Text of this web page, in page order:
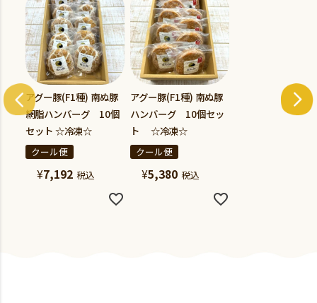
アグー豚(F1種) 南ぬ豚
網脂ハンバーグ 10個
セット ☆冷凍☆
クール便
¥7,192 税込
アグー豚(F1種) 南ぬ豚
ハンバーグ 10個セッ
ト ☆冷凍☆
クール便
¥5,380 税込